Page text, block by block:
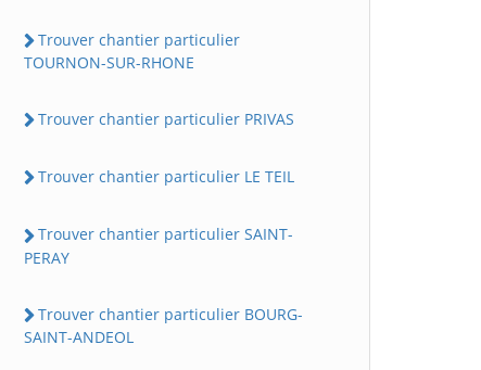
Trouver chantier particulier
TOURNON-SUR-RHONE
Trouver chantier particulier PRIVAS
Trouver chantier particulier LE TEIL
Trouver chantier particulier SAINT-
PERAY
Trouver chantier particulier BOURG-
SAINT-ANDEOL